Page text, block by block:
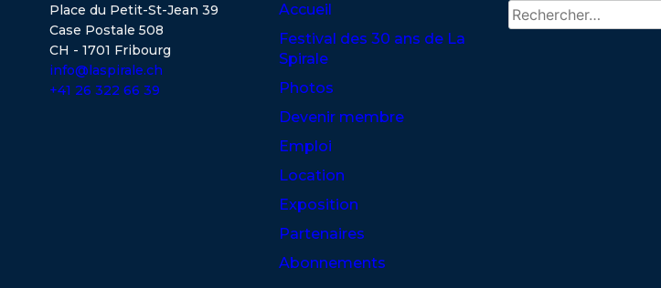
Place du Petit-St-Jean 39
Case Postale 508
CH - 1701 Fribourg
info@laspirale.ch
+41 26 322 66 39
Accueil
Festival des 30 ans de La
Spirale
Photos
Devenir membre
Emploi
Location
Exposition
Partenaires
Abonnements
Rechercher :